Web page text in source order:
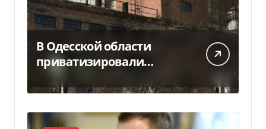
В Одесской области
приватизировали
«Хлебную базу №77» за
5,7 млн грн